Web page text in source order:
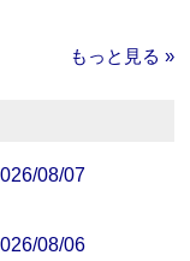
もっと見る »
08/07
08/06